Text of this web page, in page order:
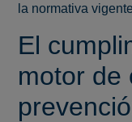
la normativa
El
motor de